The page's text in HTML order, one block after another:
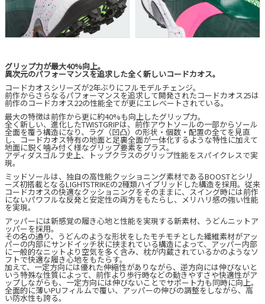
グリップ力が最大40%向上。
異次元のパフォーマンスを追求した全く新しいコードカオス。
コードカオスシリーズが2年ぶりにフルモデルチェンジ。
前作からさらなるパフォーマンスを追求して開発されたコードカオス25は
前作のコードカオス22の性能全てが更にエレベートされている。
最大の特徴は前作から更に約40%も向上したグリップ力。
全く新しい、進化したTWISTGRIPは、前作アウトソールの一部からソール
全面を覆う構造になり、ラグ（凹凸）の形状・個数・配置の全てを見直
し、コードカオス特有の地面と足裏全面が一体化するような特性に加えて
地面に鋭く噛み付く様なグリップ要素をプラス。
アディダスゴルフ史上、トップクラスのグリップ性能をスパイクレスで実
現。
ミッドソールは、独自の高性能クッショニング素材であるBOOSTとシリ
ーズ初搭載となるLIGHTSTRIKEの2種類ハイブリッドした構造を採用。従来
コードカオスの快適なクッショニングをそのままに、スイング時には前作
にないパワフルな反発と安定性の両方をもたらし、メリハリ感の強い性能
を実現。
アッパーには新感覚の履き心地と性能を実現する新素材、うどんニットア
ッパーを採用。
その名の通り、うどんのような形状をしたモチモチとした繊維素材がアッ
パーの内部にサンドイッチ状に挟まれている構造によって、アッパー内部
に一般的なニットより空気を多く含み、枕が内蔵されているかのようなソ
フトで快適な履き心地をもたらす。
加えて、一定方向には優れた伸縮性がありながら、逆方向には伸びないと
いう特殊な性質によって、前作より歩行時などの動きやすさや快適性がア
ップしながらも、一定方向には伸びないことでサポート力も同時に向上。
全面的に薄いPUフィルムで覆い、アッパーの伸びの調整をしながら、高
い防水性も誇る。